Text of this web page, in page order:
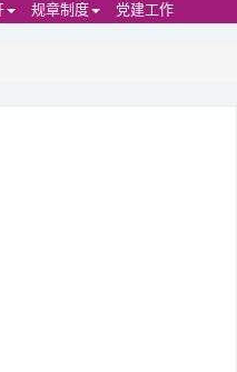
规章制度 党建工作